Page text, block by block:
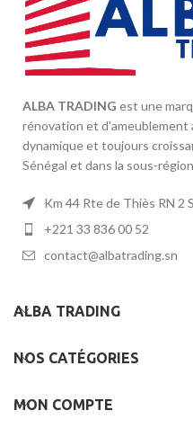
ALBA TRADING est une
rénovation et d'ameublement
dynamique et toujours
Sénégal et dans la sous-
Km 44 Rte de Thiès RN 2
+221 33 836 00 52
contact@albatrading.sn
ALBA TRADING
NOS CATÉGORIES
MON COMPTE